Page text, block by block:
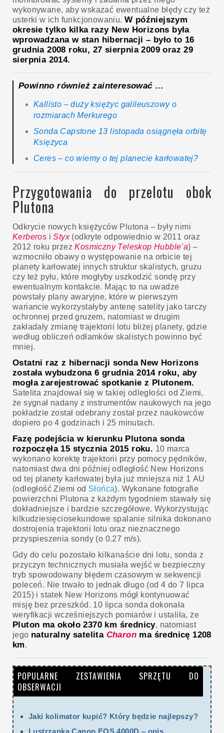
wykonywane, aby wskazać ewentualne błędy czy też
usterki w ich funkcjonowaniu. W późniejszym
okresie tylko kilka razy New Horizons była
wprowadzana w stan hibernacji – było to 16
grudnia 2008 roku, 27 sierpnia 2009 oraz 29
sierpnia 2014.
Powinno również zainteresować …
Kallisto – duży księżyc galileuszowy o
rozmiarach Merkurego
Sonda Capstone 13 listopada osiągnęła orbitę
Księżyca
Ceres – co wiemy o tej planecie karłowatej?
Przygotowania do przelotu obok
Plutona
Odkrycie nowych księżyców Plutona – były nimi
Kerberos iStyx(odkryte odpowiednio w 2011 oraz
2012 roku przezKosmiczny Teleskop Hubble’a) –
wzmocniło obawy o występowanie na orbicie tej
planety karłowatej innych struktur skalistych, gruzu
czy też pyłu, które mogłyby uszkodzić sondę przy
ewentualnym kontakcie. Mając to na uwadze
powstały plany awaryjne, które w pierwszym
wariancie wykorzystałyby antenę satelity jako tarczy
ochronnej przed gruzem, natomiast w drugim
zakładały zmianę trajektorii lotu bliżej planety, gdzie
według obliczeń odłamków skalistych powinno być
mniej.
Ostatni raz z hibernacji sonda New Horizons
została wybudzona 6 grudnia 2014 roku, aby
mogła zarejestrować spotkanie z Plutonem.
Satelita znajdował się w takiej odległości od Ziemi,
że sygnał nadany z instrumentów naukowych na jego
pokładzie został odebrany został przez naukowców
dopiero po 4 godzinach i 25 minutach.
Fazę podejścia w kierunku Plutona sonda
rozpoczęła 15 stycznia 2015 roku. 10 marca
wykonano korektę trajektorii przy pomocy pędników,
natomiast dwa dni później odległość New Horizons
od tej planety karłowatej była już mniejsza niż 1 AU
(odległość Ziemi od Słońca). Wykonane fotografie
powierzchni Plutona z każdym tygodniem stawały się
dokładniejsze i bardzie szczegółowe. Wykorzystując
kilkudziesięciosekundowe spalanie silnika dokonano
dostrojenia trajektorii lotu oraz nieznacznego
przyspieszenia sondy (o 0.27 m/s).
Gdy do celu pozostało kilkanaście dni lotu, sonda z
przyczyn technicznych musiała wejść w bezpieczny
tryb spowodowany błędem czasowym w sekwencji
poleceń. Nie trwało to jednak długo (od 4 do 7 lipca
2015) i statek New Horizons mógł kontynuować
misję bez przeszkód. 10 lipca sonda dokonała
weryfikacji wcześniejszych pomiarów i ustaliła, że
Pluton ma około 2370 km średnicy, natomiast
jego naturalny satelita Charonma średnicę 1208
km.
POPULARNE ZESTAWIENIA SPRZĘTU DO
OBSERWACJI
Jaki kolimator kupić? Który będzie najlepszy?
Lustrzanka Canon EOS 4000D – opis